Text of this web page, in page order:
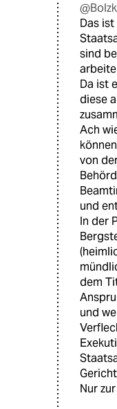
Das
sind
Da ist
diese
Ach
von
und
In der
dem
und
Nur